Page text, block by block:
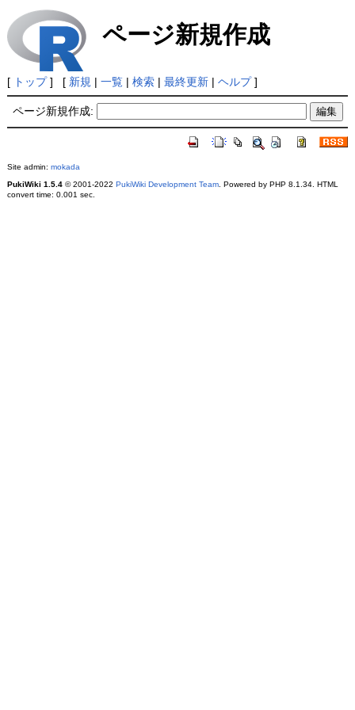
ページ新規作成
[ トップ] [ 新規 | 一覧| 検索| 最終更新| ヘルプ]
ページ新規作成:
Site admin: mokada
PukiWiki 1.5.4© 2001-2022 PukiWiki Development Team. Powered by PHP 8.1.34. HTML
convert time: 0.001 sec.